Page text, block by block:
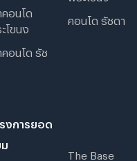
คอนโด
โขนง
คอนโด รัช
คอนโด รัชดา
งการยอด
ม
The Base